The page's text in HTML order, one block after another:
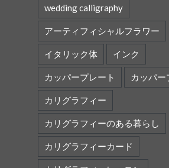
wedding calligraphy
アーティフィシャルフラワー
イタリック体 インク
カッパープレート カッパ
カリグラフィー
カリグラフィーのある暮らし
カリグラフィーカード